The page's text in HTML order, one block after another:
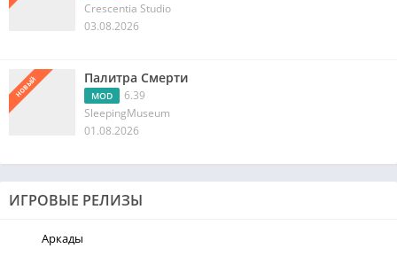
Crescentia Studio
03.08.2026
НОВЫЙ Палитра Смерти
MOD
6.39
SleepingMuseum
01.08.2026
ИГРОВЫЕ РЕЛИЗЫ
Аркады